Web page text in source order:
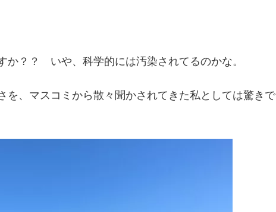
か？？ いや、科学的には汚染されてるのかな。
を、マスコミから散々聞かされてきた私としては驚きで